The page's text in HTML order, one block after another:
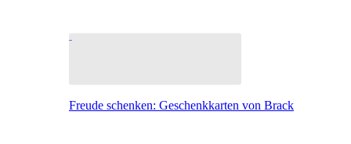
Freude schenken: Geschenkkarten von Brack